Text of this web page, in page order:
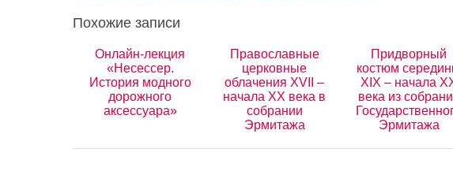
Похожие записи
Онлайн-лекция
«Несессер.
История модного
дорожного
аксессуара»
Православные
церковные
облачения XVII –
начала ХХ века в
собрании
Эрмитажа
Придворный
костюм
XIX – начала
века из
Эрмитажа